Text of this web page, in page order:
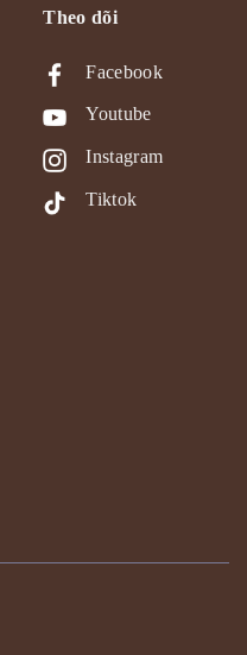
Theo dõi
Facebook
Youtube
Instagram
Tiktok